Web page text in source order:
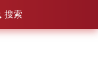
搜索